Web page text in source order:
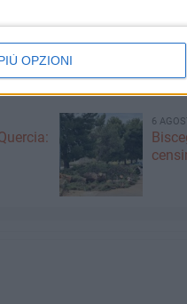
OPZIONI
6